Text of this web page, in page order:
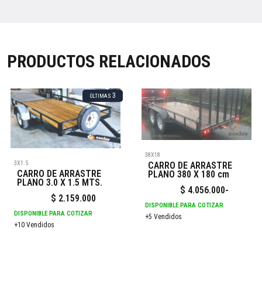
PRODUCTOS RELACIONADOS
ÚLTIMAS 3
3X1.5
CARRO DE ARRASTRE
PLANO 3.0 X 1.5 MTS.
$ 2.159.000
DISPONIBLE PARA COTIZAR
+10 Vendidos
38X18
CARRO DE ARRASTRE
PLANO 380 X 180 cm
$ 4.056.000-
DISPONIBLE PARA COTIZAR
+5 Vendidos